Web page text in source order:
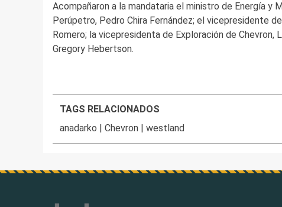
Acompañaron a la mandataria el ministro de Energía y
Perúpetro, Pedro Chira Fernández; el vicepresidente
Romero; la vicepresidenta de Exploración de
Gregory Hebertson.
TAGS RELACIONADOS
anadarko |Chevron |westland